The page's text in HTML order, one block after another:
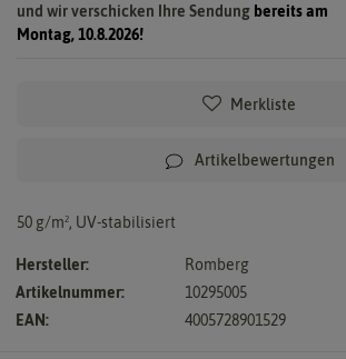
und wir verschicken Ihre Sendung bereits am
Montag, 10.8.2026!
Merkliste
Artikelbewertungen
50 g/m², UV-stabilisiert
Hersteller:
Romberg
Artikelnummer:
10295005
EAN:
4005728901529